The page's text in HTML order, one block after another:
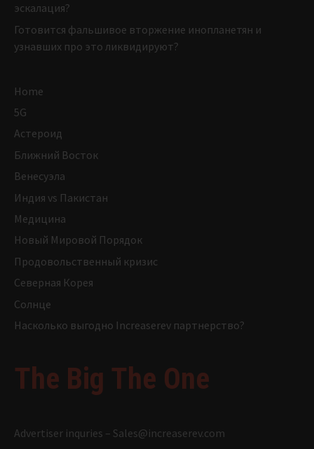
эскалация?
Готовится фальшивое вторжение инопланетян и
узнавших про это ликвидируют?
Home
5G
Астероид
Ближний Восток
Венесуэла
Индия vs Пакистан
Медицина
Новый Мировой Порядок
Продовольственный кризис
Северная Корея
Солнце
Насколько выгодно Increaserev партнерство?
The Big The One
Advertiser inquries – Sales@increaserev.com